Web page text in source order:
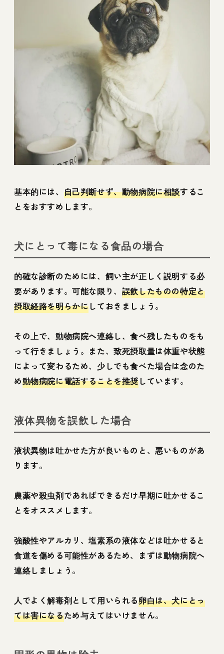
基本的には、 自己判断せず、動物病院に相談するこ
とをおすすめします。
犬にとって毒になる食品の場合
的確な診断のためには、飼い主が正しく説明する必
要があります。可能な限り、 誤飲したものの特定と
摂取経路を明らかにしておきましょう。
その上で、動物病院へ連絡し、食べ残したものをも
って行きましょう。また、致死摂取量は体重や状態
によって変わるため、少しでも食べた場合は念のた
め動物病院に電話することを推奨しています。
液体異物を誤飲した場合
液状異物は吐かせた方が良いものと、悪いものがあ
ります。
農薬や殺虫剤であればできるだけ早期に吐かせるこ
とをオススメします。
強酸性やアルカリ、塩素系の液体などは吐かせると
食道を傷める可能性があるため、まずは動物病院へ
連絡しましょう。
人でよく解毒剤として用いられる卵白は、犬にとっ
ては害になるため与えてはいけません。